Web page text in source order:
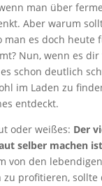
man über
Aber warum
man es doch heute
Nun, wenn es
schon deutlich
im Laden zu
entdeckt.
oder weißes: Der
selber machen
von den lebendigen
profitieren, sollte